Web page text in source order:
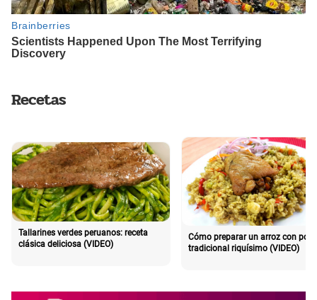
Recetas
Tallarines verdes peruanos: receta
clásica deliciosa (VIDEO)
Cómo preparar un arroz con pollo
tradicional riquísimo (VIDEO)